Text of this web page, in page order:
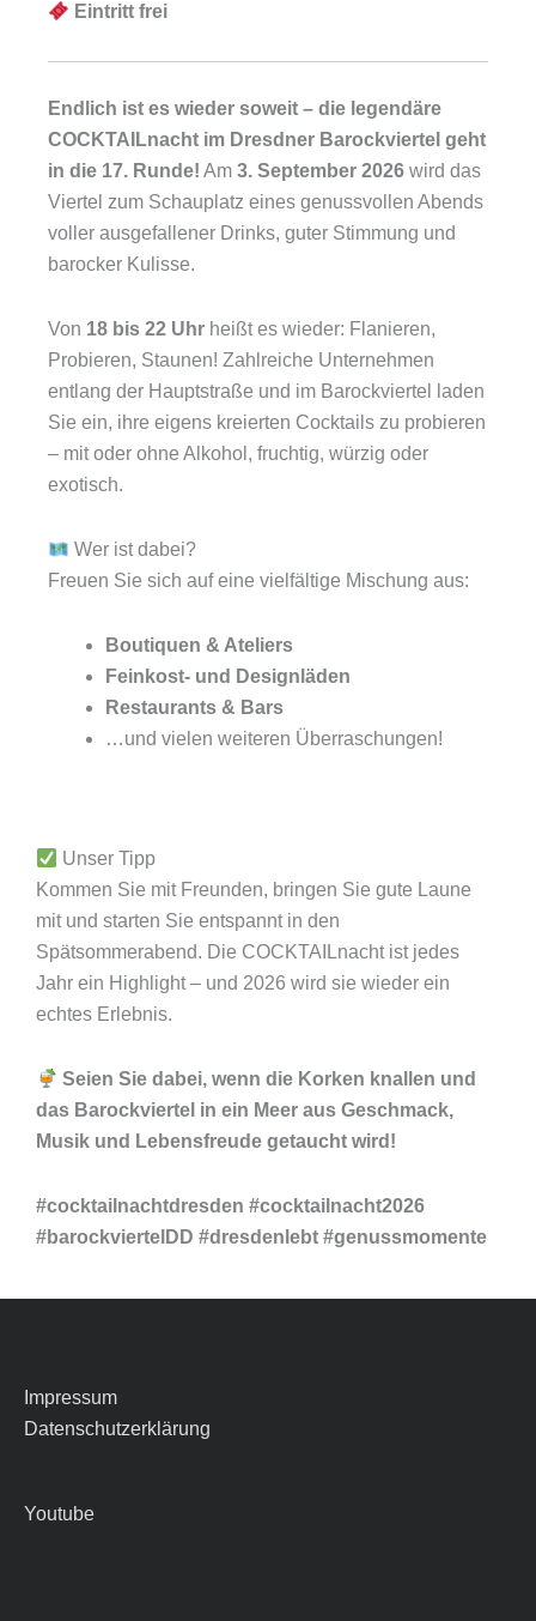
Eintritt frei
Endlich ist es wieder soweit – die legendäre
COCKTAILnacht im Dresdner Barockviertel geht
in die 17. Runde! Am 3. September 2026 wird das
Viertel zum Schauplatz eines genussvollen Abends
voller ausgefallener Drinks, guter Stimmung und
barocker Kulisse.
Von 18 bis 22 Uhr heißt es wieder: Flanieren,
Probieren, Staunen! Zahlreiche Unternehmen
entlang der Hauptstraße und im Barockviertel laden
Sie ein, ihre eigens kreierten Cocktails zu probieren
– mit oder ohne Alkohol, fruchtig, würzig oder
exotisch.
Wer ist dabei?
Freuen Sie sich auf eine vielfältige Mischung aus:
Boutiquen & Ateliers
Feinkost- und Designläden
Restaurants & Bars
…und vielen weiteren Überraschungen!
Unser Tipp
Kommen Sie mit Freunden, bringen Sie gute Laune
mit und starten Sie entspannt in den
Spätsommerabend. Die COCKTAILnacht ist jedes
Jahr ein Highlight – und 2026 wird sie wieder ein
echtes Erlebnis.
Seien Sie dabei, wenn die Korken knallen und
das Barockviertel in ein Meer aus Geschmack,
Musik und Lebensfreude getaucht wird!
#cocktailnachtdresden #cocktailnacht2026
#barockviertelDD #dresdenlebt #genussmomente
Impressum
Datenschutzerklärung
Youtube